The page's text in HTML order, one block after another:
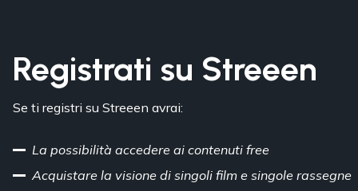
Registrati su Streeen
Se ti registri su Streeen avrai:
La possibilità accedere ai contenuti free
Acquistare la visione di singoli film e singole rassegne